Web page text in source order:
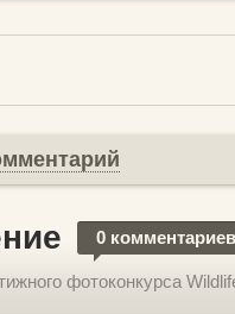
0 комментариев
фотоконкурса